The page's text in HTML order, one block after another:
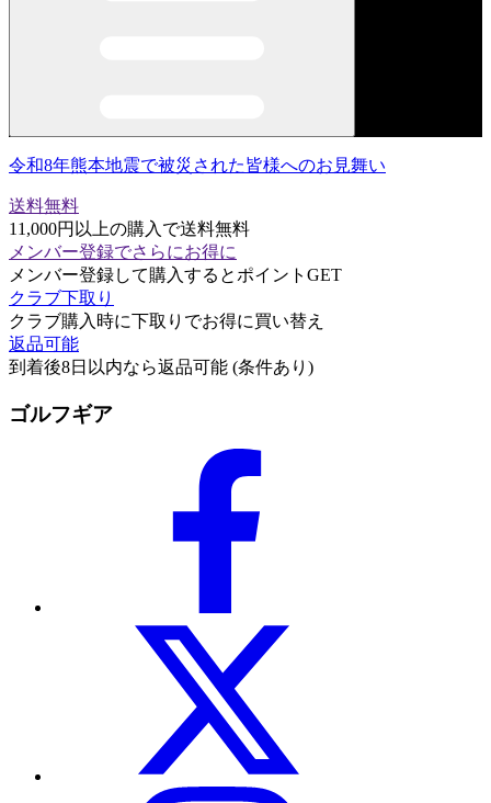
令和8年熊本地震で被災された皆様へのお見舞い
送料無料
11,000円以上の購入で送料無料
メンバー登録でさらにお得に
メンバー登録して購入するとポイントGET
クラブ下取り
クラブ購入時に下取りでお得に買い替え
返品可能
到着後8日以内なら返品可能 (条件あり)
ゴルフギア